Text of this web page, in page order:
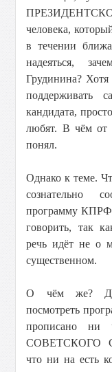
человека,
в течении
надеяться,
Грудинина?
поддерживать
кандидата,
любят. В чём от
понял.
Однако к теме.
сознательно
программу КПРФ
говорить, так
речь идёт не о
существенном.
О чём же?
посмотреть
прописано
СОВЕТСКОГО
что ни на есть